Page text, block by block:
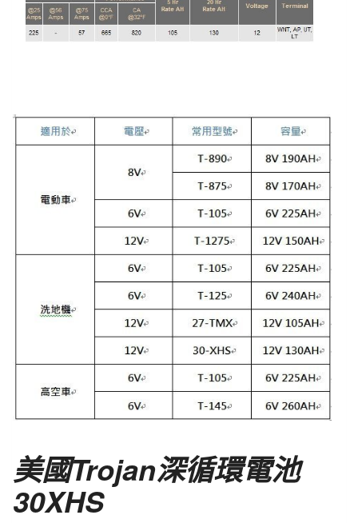
美國Trojan深循環電池
30XHS